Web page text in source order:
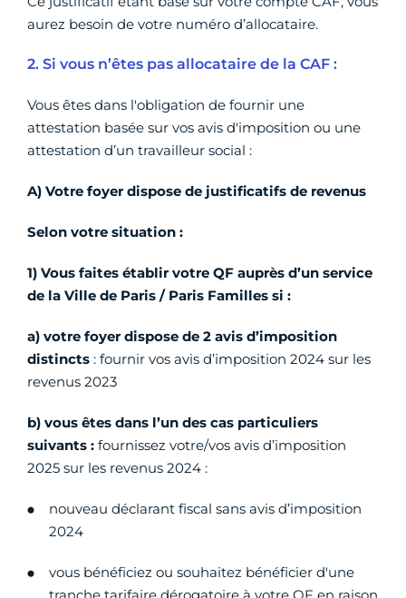
aurez besoin de votre numéro d’allocataire.
2. Si vous n’êtes pas allocataire de la CAF :
Vous êtes dans l'obligation de fournir une
attestation basée sur vos avis d'imposition ou une
attestation d’un travailleur social :
A) Votre foyer dispose de justificatifs de revenus
Selon votre situation :
1) Vous faites établir votre QF auprès d’un service
de la Ville de Paris / Paris Familles si :
a) votre foyer dispose de 2 avis d’imposition
distincts : fournir vos avis d’imposition 2024 sur les
revenus 2023
b) vous êtes dans l’un des cas particuliers
suivants : fournissez votre/vos avis d’imposition
2025 sur les revenus 2024 :
nouveau déclarant fiscal sans avis d’imposition
2024
vous bénéficiez ou souhaitez bénéficier d'une